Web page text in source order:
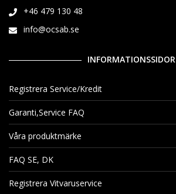
+46 479 130 48
info@ocsab.se
INFORMATIONSSIDOR
Registrera Service/Kredit
Garanti,Service FAQ
Våra produktmärke
FAQ SE, DK
Registrera Vitvaruservice